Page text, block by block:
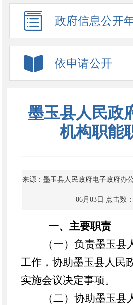
政府信息公开
依申请公开
墨玉县人民政
机构职能
来源：墨玉县人民政府电子政府办
06月03日 点击数：
一、主要职责
（一）负责墨玉县
工作，协助墨玉县人民
实施会议决定事项。
（二）协助墨玉县